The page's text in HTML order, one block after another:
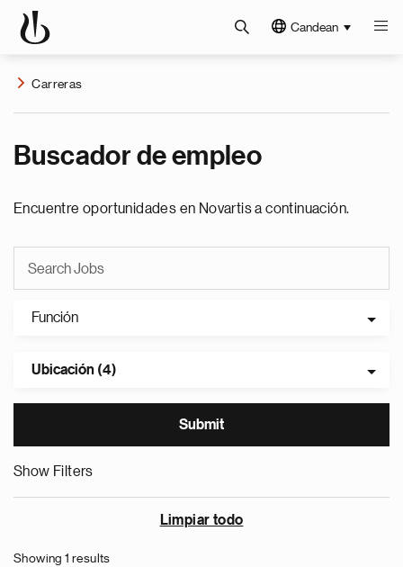
Candean
Carreras
Buscador de empleo
Encuentre oportunidades en Novartis a continuación.
Función
Ubicación (4)
Show Filters
Limpiar todo
Showing 1 results